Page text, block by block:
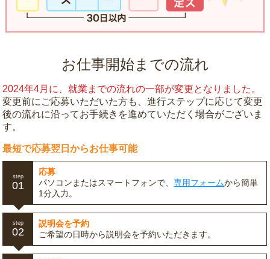
お仕事開始までの流れ
2024年4月に、就業までの流れの一部が変更となりました。
変更前にご応募いただいた方も、進行ステップに応じて変更
後の流れに沿ってお手続きを進めていただく場合がございま
す。
最短で応募翌日からお仕事可能
step
01
応募
パソコンまたはスマートフォンで、専用フォームから簡単
1分入力。
step
02
説明会を予約
ご希望の日時から説明会を予約いただきます。